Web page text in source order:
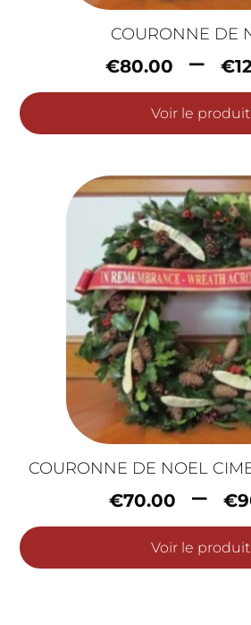
COURONNE DE
€80.00 – €
Voir le produit
COURONNE DE NOEL
€70.00 – €
Voir le produit